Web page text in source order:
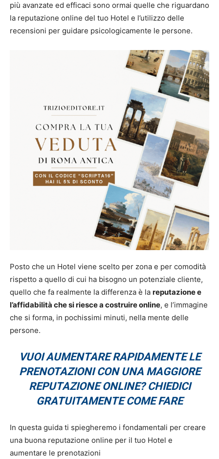
più avanzate ed efficaci sono ormai quelle che riguardano
la reputazione online del tuo Hotel e l’utilizzo delle
recensioni per guidare psicologicamente le persone.
Posto che un Hotel viene scelto per zona e per comodità
rispetto a quello di cui ha bisogno un potenziale cliente,
quello che fa realmente la differenza è la reputazione e
l’affidabilità che si riesce a costruire online, e l’immagine
che si forma, in pochissimi minuti, nella mente delle
persone.
VUOI AUMENTARE RAPIDAMENTE LE
PRENOTAZIONI CON UNA MAGGIORE
REPUTAZIONE ONLINE? CHIEDICI
GRATUITAMENTE COME FARE
In questa guida ti spiegheremo i fondamentali per creare
una buona reputazione online per il tuo Hotel e
aumentare le prenotazioni